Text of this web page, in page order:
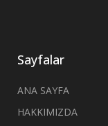
Sayfalar
ANA SAYFA
HAKKIMIZDA